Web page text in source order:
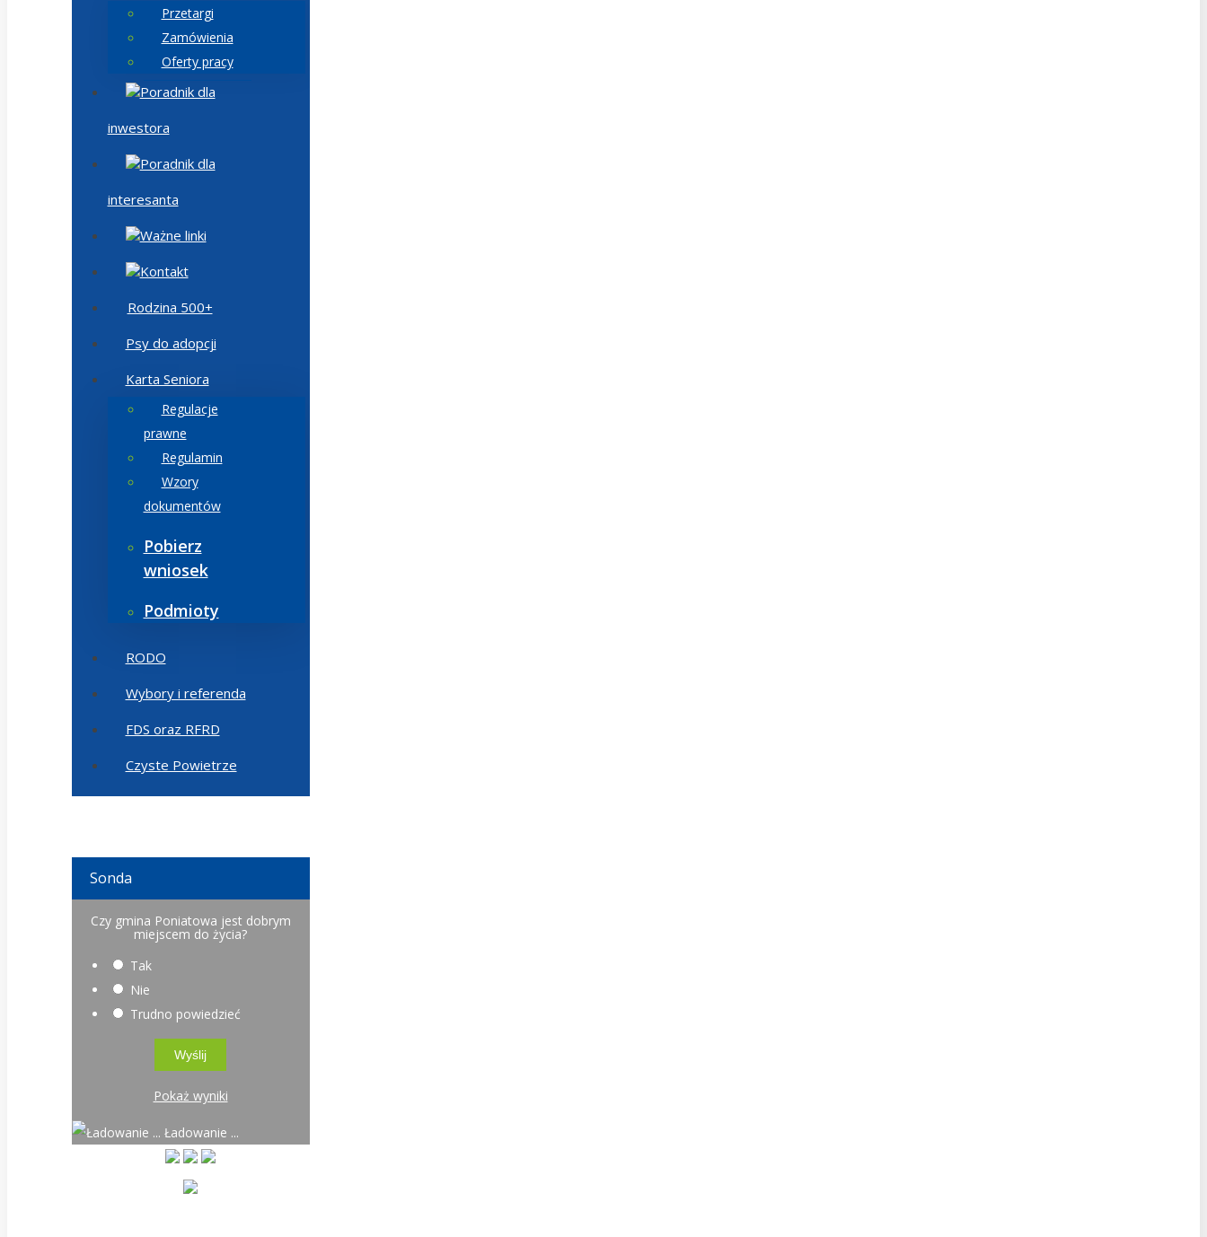
Przetargi
Zamówienia
Oferty pracy
Poradnik dla
inwestora
Poradnik dla
interesanta
Ważne linki
Kontakt
Rodzina 500+
Psy do adopcji
Karta Seniora
Regulacje
prawne
Regulamin
Wzory
dokumentów
Pobierz
wniosek
Podmioty
RODO
Wybory i referenda
FDS oraz RFRD
Czyste Powietrze
Sonda
Czy gmina Poniatowa jest dobrym
miejscem do życia?
Tak
Nie
Trudno powiedzieć
Pokaż wyniki
Ładowanie ...